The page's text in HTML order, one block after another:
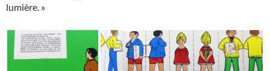
lumière. »